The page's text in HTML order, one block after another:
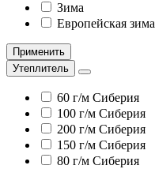
Зима
Европейская зима
Применить
Утеплитель
60 г/м Сиберия
100 г/м Сиберия
200 г/м Сиберия
150 г/м Сиберия
80 г/м Сиберия